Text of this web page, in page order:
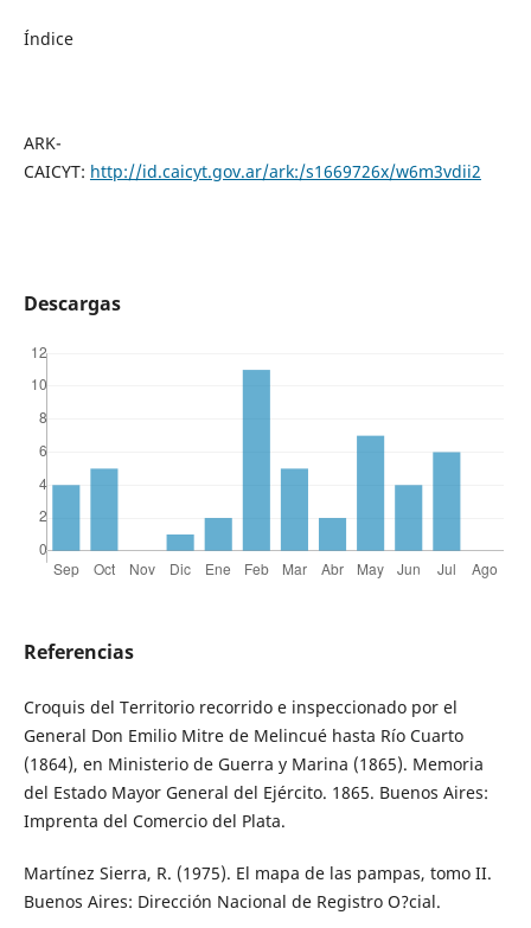
Índice
ARK-
CAICYT: http://id.caicyt.gov.ar/ark:/s1669726x/w6m3vdii2
Descargas
Referencias
Croquis del Territorio recorrido e inspeccionado por el
General Don Emilio Mitre de Melincué hasta Río Cuarto
(1864), en Ministerio de Guerra y Marina (1865). Memoria
del Estado Mayor General del Ejército. 1865. Buenos Aires:
Imprenta del Comercio del Plata.
Martínez Sierra, R. (1975). El mapa de las pampas, tomo II.
Buenos Aires: Dirección Nacional de Registro O?cial.